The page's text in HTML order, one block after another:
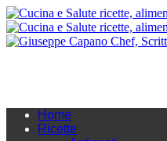
Home
Ricette